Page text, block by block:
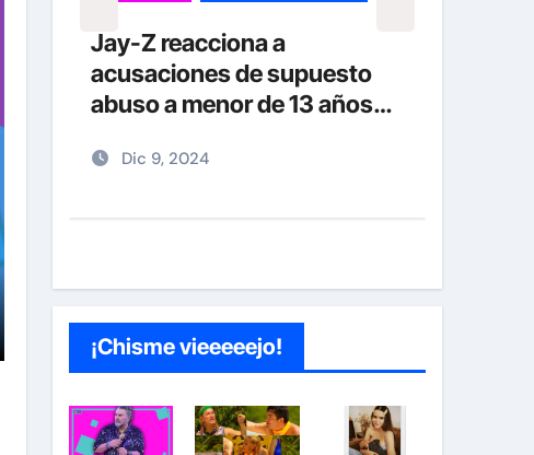
Jay-Z reacciona a
acusaciones de supuesto
abuso a menor de 13 años
plena fiesta
Dic 9, 2024
¡Chisme vieeeeejo!